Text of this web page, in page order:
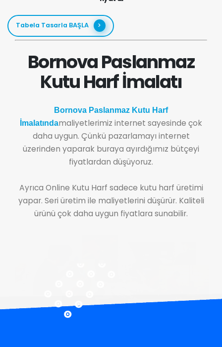
Tabela Tasarla BAŞLA
Bornova Paslanmaz
Kutu Harf İmalatı
Bornova Paslanmaz Kutu Harf
İmalatındamaliyetlerimiz internet sayesinde çok
daha uygun. Çünkü pazarlamayı internet
üzerinden yaparak buraya ayırdığımız bütçeyi
fiyatlardan düşüyoruz.
Ayrıca Online Kutu Harf sadece kutu harf üretimi
yapar. Seri üretim ile maliyetlerini düşürür. Kaliteli
ürünü çok daha uygun fiyatlara sunabilir.